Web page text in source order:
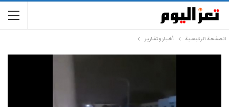
الصفحة الرئيسية أخبار وتقارير